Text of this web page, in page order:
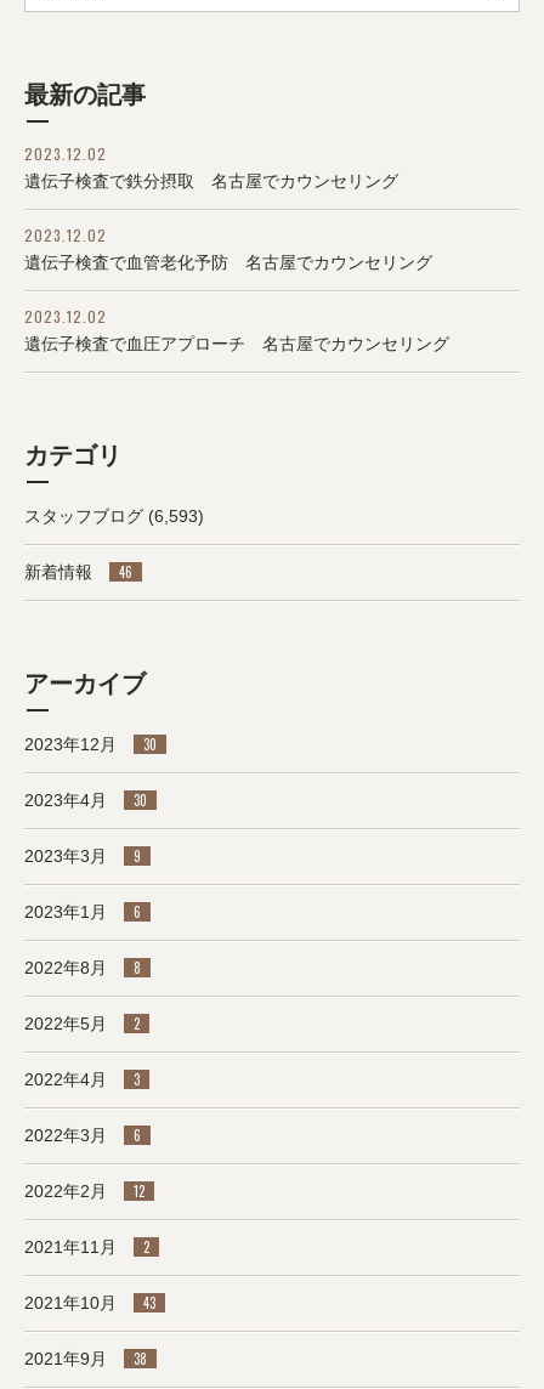
最新の記事
2023.12.02
遺伝子検査で鉄分摂取 名古屋でカウンセリング
2023.12.02
遺伝子検査で血管老化予防 名古屋でカウンセリング
2023.12.02
遺伝子検査で血圧アプローチ 名古屋でカウンセリング
カテゴリ
スタッフブログ (6,593)
新着情報 46
アーカイブ
2023年12月 30
2023年4月 30
2023年3月 9
2023年1月 6
2022年8月 8
2022年5月 2
2022年4月 3
2022年3月 6
2022年2月 12
2021年11月 2
2021年10月 43
2021年9月 38